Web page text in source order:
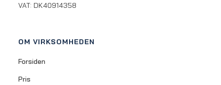
VAT: DK40914358
OM VIRKSOMHEDEN
Forsiden
Pris